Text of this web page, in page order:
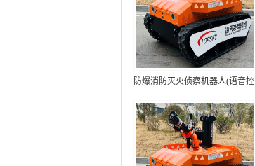
防爆消防灭火侦察机器人(语音控
火焰）中型RXR-MC80BD（第8
代）